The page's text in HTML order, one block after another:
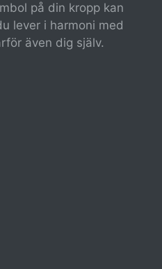
på din kropp kan
lever i harmoni med
även dig själv.